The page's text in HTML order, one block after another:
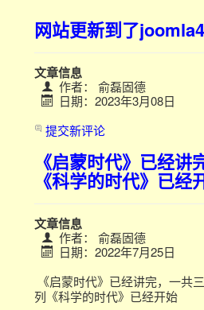
网站更新到了joomla4
文章信息
作者： 俞磊固德
日期：2023年3月08日
提交新评论
《启蒙时代》已经讲
《科学的时代》已经
文章信息
作者： 俞磊固德
日期：2022年7月25日
《启蒙时代》已经讲完，一共
列《科学的时代》已经开始